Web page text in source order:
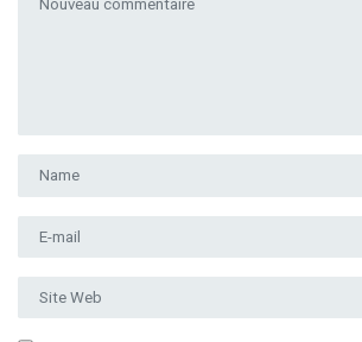
Prénom et nom
Adresse e-mail
Site Web